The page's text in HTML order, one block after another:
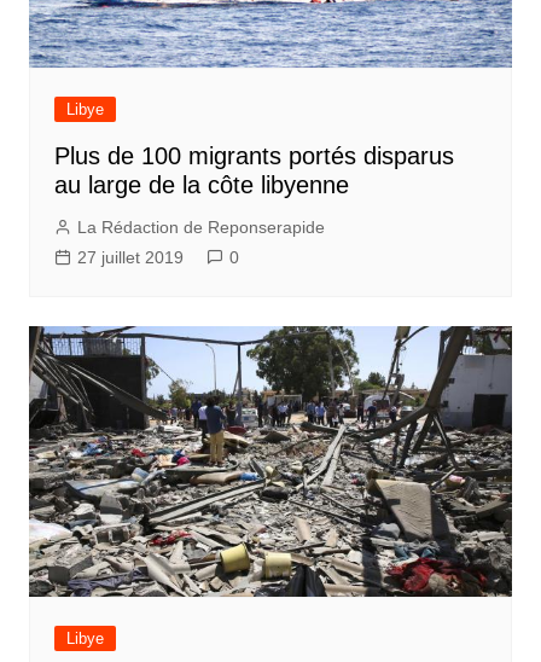
Libye
Plus de 100 migrants portés disparus
au large de la côte libyenne
La Rédaction de Reponserapide
27 juillet 2019
0
Libye